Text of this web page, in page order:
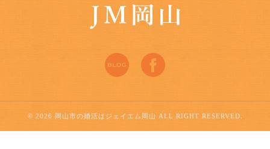
© 2026 岡山市の婚活はジェイエム岡山 ALL RIGHT RESERVED.